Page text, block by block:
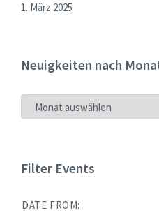
1. März 2025
Neuigkeiten nach
NEUIGKEITEN
NACH
Filter Events
DATE FROM: